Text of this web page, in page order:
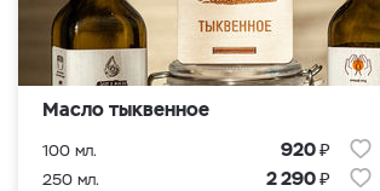
Масло тыквенное
100 мл. 920₽
250 мл. 2 290₽